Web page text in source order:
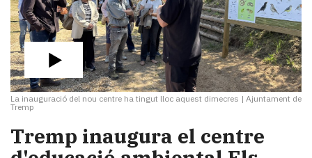
La inauguració del nou centre ha tingut lloc aquest dimecres | Ajuntament de
Tremp
​Tremp inaugura el centre